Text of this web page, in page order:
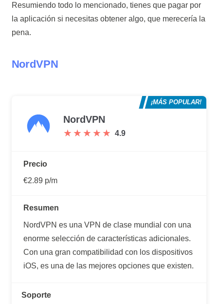
Resumiendo todo lo mencionado, tienes que pagar por
la aplicación si necesitas obtener algo, que merecería la
pena.
NordVPN
¡MÁS POPULAR!
NordVPN
★ ★ ★ ★ ★
★ ★ ★ ★ ★ 4.9
Precio
€2.89 p/m
Resumen
NordVPN es una VPN de clase mundial con una
enorme selección de características adicionales.
Con una gran compatibilidad con los dispositivos
iOS, es una de las mejores opciones que existen.
Soporte